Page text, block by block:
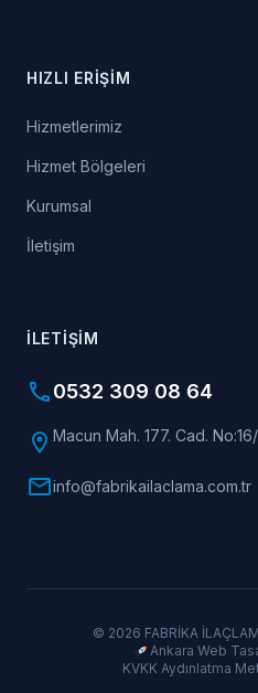
HIZLI ERIŞIM
Hizmetlerimiz
Hizmet Bölgeleri
Kurumsal
İletişim
İLETIŞIM
phone0532 309 08 64
location_on Macun Mah. 177. Cad.
mailinfo@fabrikailaclama.com.tr
© 2026 FABRİKA
Ankara Web
KVKK Aydınlatma